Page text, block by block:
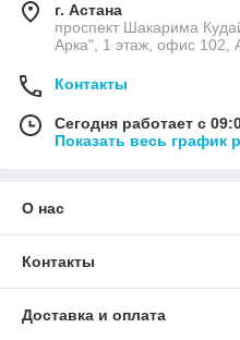
г. Астана
проспект Шакарима
Арка", 1 этаж, офис 102,
Контакты
Сегодня работает с
Показать весь график
О нас
Контакты
Доставка и оплата